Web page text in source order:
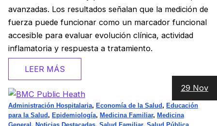
avanzadas. Los resultados señalan que la medición de
fuerza puede funcionar como un marcador funcional
accesible para evaluar evolución clínica, actividad
inflamatoria y respuesta a tratamiento.
LEER MÁS
29 Nov
Administración Hospitalaria, Economía de la Salud, Educación
para la Salud, Epidemiología, Medicina Familiar, Medicina